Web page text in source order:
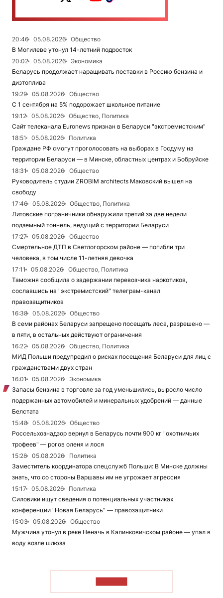
20:46 05.08.2026
Общество
В Могилеве утонул 14-летний подросток
20:02
05.08.2026
Экономика
Беларусь продолжает наращивать поставки в Россию бензина и
дизтоплива
19:29
05.08.2026
Общество
С 1 сентября на 5% подорожает школьное питание
19:12
05.08.2026
Общество, Политика
Сайт телеканала Euronews признан в Беларуси "экстремистским"
18:51
05.08.2026
Политика
Граждане РФ смогут проголосовать на выборах в Госдуму на
территории Беларуси — в Минске, областных центрах и Бобруйске
18:31
05.08.2026
Общество
Руководитель студии ZROBIM architects Маковский вышел на
свободу
17:46
05.08.2026
Общество, Политика
Литовские пограничники обнаружили третий за две недели
подземный тоннель, ведущий с территории Беларуси
17:27
05.08.2026
Общество
Смертельное ДТП в Светлогорском районе — погибли три
человека, в том числе 11-летняя девочка
17:11
05.08.2026
Общество, Политика
Таможня сообщила о задержании перевозчика наркотиков,
сославшись на "экстремистский" телеграм-канал
правозащитников
16:38
05.08.2026
Общество
В семи районах Беларуси запрещено посещать леса, разрешено —
в пяти, в остальных действуют ограничения
16:22
05.08.2026
Общество, Политика
МИД Польши предупредил о рисках посещения Беларуси для лиц с
гражданствами двух стран
16:01
05.08.2026
Экономика
Запасы бензина в торговле за год уменьшились, выросло число
подержанных автомобилей и минеральных удобрений — данные
Белстата
15:48
05.08.2026
Общество
Россельхознадзор вернул в Беларусь почти 900 кг "охотничьих
трофеев" — рогов оленя и лося
15:28
05.08.2026
Политика
Заместитель координатора спецслужб Польши: В Минске должны
знать, что со стороны Варшавы им не угрожает агрессия
15:17
05.08.2026
Политика
Силовики ищут сведения о потенциальных участниках
конференции "Новая Беларусь" — правозащитники
15:03
05.08.2026
Общество
Мужчина утонул в реке Неначь в Калинковичском районе — упал в
воду возле шлюза